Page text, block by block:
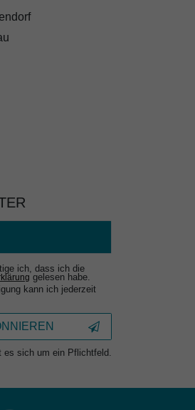
ich, dass ich die
gelesen habe.
kann ich jederzeit
es sich um ein Pflichtfeld.